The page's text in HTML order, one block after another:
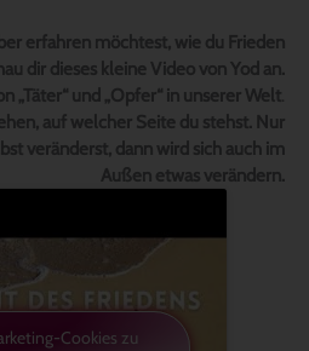
erfahren möchtest, wie du Frieden
dir dieses kleine Video von Yod an.
„Täter“ und „Opfer“ in unserer Welt.
auf welcher Seite du stehst. Nur
veränderst, dann wird sich auch im
Außen etwas verändern.
Cookies zu